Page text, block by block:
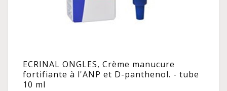
ECRINAL ONGLES, Crème manucure
fortifiante à l'ANP et D-panthenol. - tube
10 ml